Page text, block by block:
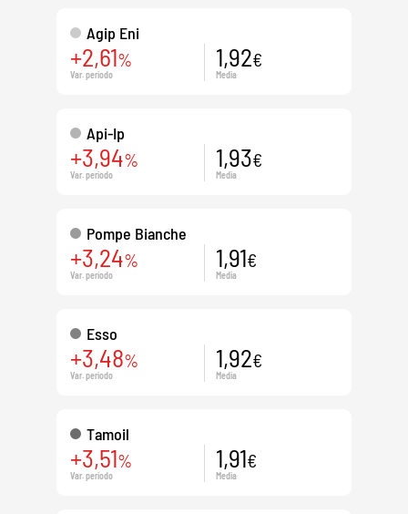
Agip Eni
+2,61%
Var. periodo
1,92€
Media
Api-Ip
+3,94%
Var. periodo
1,93€
Media
Pompe Bianche
+3,24%
Var. periodo
1,91€
Media
Esso
+3,48%
Var. periodo
1,92€
Media
Tamoil
+3,51%
Var. periodo
1,91€
Media